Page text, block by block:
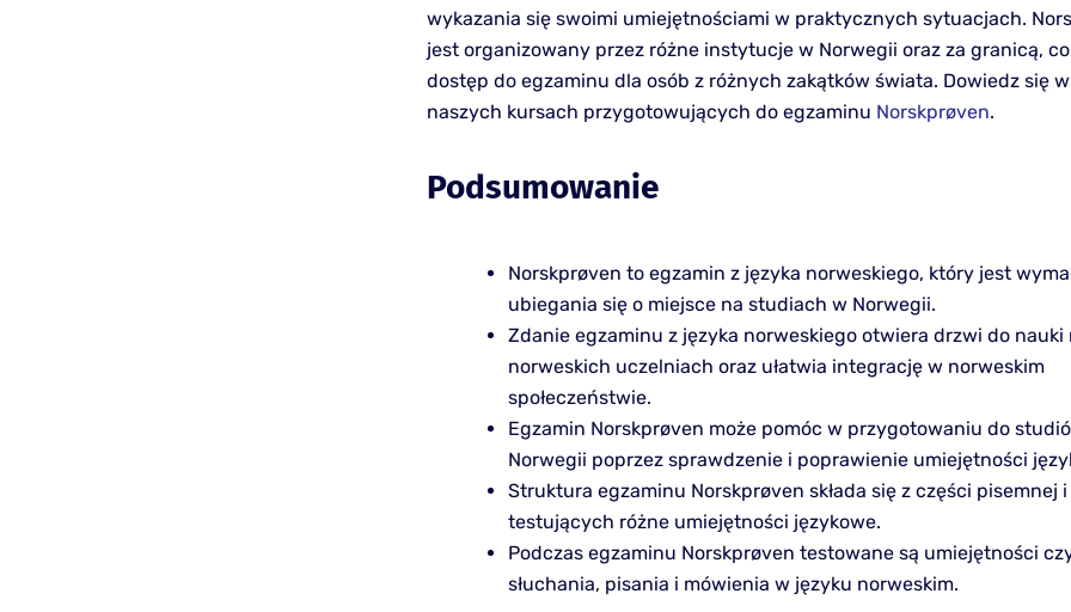
wykazania się swoimi umiejętnościami w praktycznych sytuacjach.
jest organizowany przez różne instytucje w Norwegii oraz za granicą, co
dostęp do egzaminu dla osób z różnych zakątków świata. Dowiedz się
naszych kursach przygotowujących do egzaminu Norskprøven.
Podsumowanie
Norskprøven to egzamin z języka norweskiego, który jest
ubiegania się o miejsce na studiach w Norwegii.
Zdanie egzaminu z języka norweskiego otwiera drzwi do nauki
norweskich uczelniach oraz ułatwia integrację w norweskim
społeczeństwie.
Egzamin Norskprøven może pomóc w przygotowaniu do
Norwegii poprzez sprawdzenie i poprawienie umiejętności
Struktura egzaminu Norskprøven składa się z części pisemnej
testujących różne umiejętności językowe.
Podczas egzaminu Norskprøven testowane są umiejętności
słuchania, pisania i mówienia w języku norweskim.